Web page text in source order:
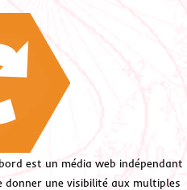
est un média web indépendant
une visibilité aux multiples